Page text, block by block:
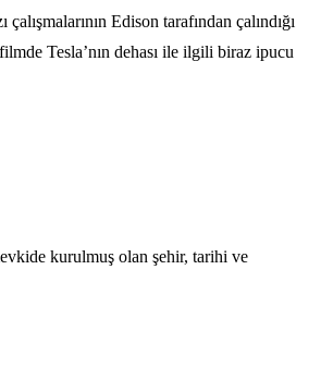
Edison tarafından çalındığı
Tesla’nın dehası ile ilgili biraz ipucu
kurulmuş olan şehir, tarihi ve